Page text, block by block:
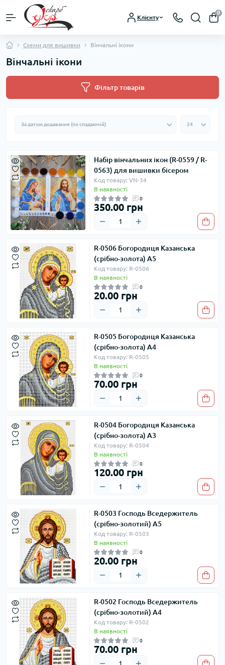
Клієнту
0
Схеми для вишивки Вінчальні ікони
Вінчальні ікони
Фільтр товарів
Набір вінчальних ікон (R-0559 / R-
0563) для вишивки бісером
Код товару: VN-34
В наявності
0
350.00 грн
R-0506 Богородиця Казанська
(срібно-золота) А5
Код товару: R-0506
В наявності
0
20.00 грн
R-0505 Богородиця Казанська
(срібно-золота) А4
Код товару: R-0505
В наявності
0
70.00 грн
R-0504 Богородиця Казанська
(срібно-золота) А3
Код товару: R-0504
В наявності
0
120.00 грн
R-0503 Господь Вседержитель
(срібно-золотий) А5
Код товару: R-0503
В наявності
0
20.00 грн
R-0502 Господь Вседержитель
(срібно-золотий) А4
Код товару: R-0502
В наявності
0
70.00 грн